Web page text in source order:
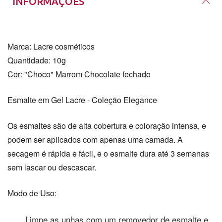
Leopoldo /RS. A marca tem como objetivo
comprometimento, nos tornando sua marca
de confiança.A Lacre tem como missão,
valorizar e realçar a beleza de cada
indivíduo!
Esmaltes em Gel Lacre no Mix da Jo
Aqui no Mix da Jo, nós usamos e aprovamos
amamos a alta cobertura, a coloração
intensa e a durabilidade dos esmaltes. Os
esmaltes são também muito fáceis de aplicar,
o que os torna perfeitos para quem tem
pouco tempo.
Se você está procurando um esmalte em gel
esmaltes da Lacre. Você não ficará
Marca: Lacre cosméticos
Quantidade: 10g
Cor: "Choco" Marrom Chocolate fechado
Esmalte em Gel Lacre - Coleção Elegance
Os esmaltes são de alta cobertura e coloração intensa, e
podem ser aplicados com apenas uma camada. A
secagem é rápida e fácil, e o esmalte dura até 3 semanas
sem lascar ou descascar.
Modo de Uso:
Limpe as unhas com um removedor de esmalte e